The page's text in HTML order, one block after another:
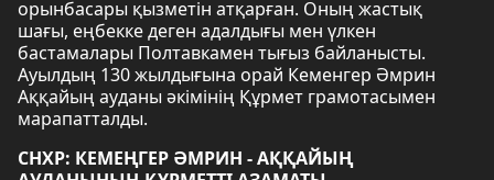
орынбасары қызметін атқарған. Оның жастық
шағы, еңбекке деген адалдығы мен үлкен
бастамалары Полтавкамен тығыз байланысты.
Ауылдың 130 жылдығына орай Кеменгер Әмрин
Аққайың ауданы әкімінің Құрмет грамотасымен
марапатталды.
СНХР: КЕМЕҢГЕР ӘМРИН - АҚҚАЙЫҢ